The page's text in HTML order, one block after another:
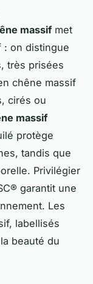
massifmet
: on distingue
très prisées
chêne massif
cirés ou
massif
protège
tandis que
Privilégier
garantit une
Les
labellisés
beauté du